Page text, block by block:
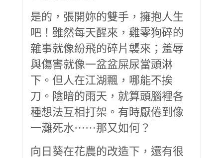
是的，張開妳的雙手，擁抱人生
吧！雖然每天醒來，雞零狗碎的
雜事就像紛飛的碎片襲來；羞辱
與傷害就像一盆盆屎尿當頭淋
下。但人在江湖飄，哪能不挨
刀。陰暗的雨天，就算頭腦裡各
種想法互相打架。有時厭倦到像
一灘死水⋯⋯那又如何？
向日葵在花農的改造下，還有很